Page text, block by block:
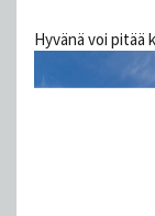
Hyvänä voi pitää